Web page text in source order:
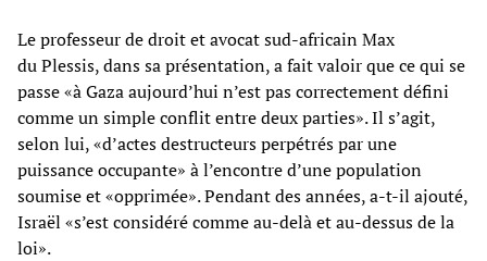
Le professeur de droit et avocat sud-africain Max
du Plessis, dans sa présentation, a fait valoir que ce qui se
passe «à Gaza aujourd’hui n’est pas correctement défini
comme un simple conflit entre deux parties». Il s’agit,
selon lui, «d’actes destructeurs perpétrés par une
puissance occupante» à l’encontre d’une population
soumise et «opprimée». Pendant des années, a-t-il ajouté,
Israël «s’est considéré comme au-delà et au-dessus de la
loi».